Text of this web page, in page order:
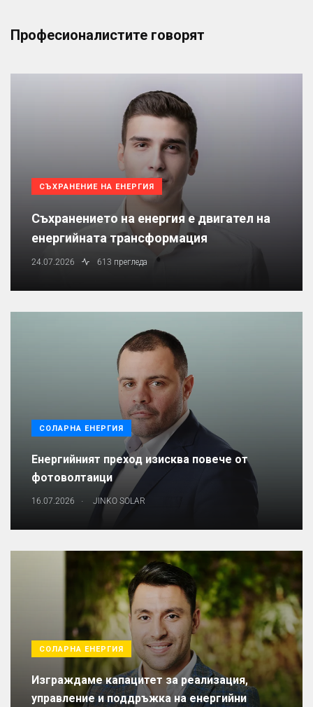
Професионалистите говорят
СЪХРАНЕНИЕ НА ЕНЕРГИЯ
Съхранението на енергия е двигател на
енергийната трансформация
24.07.2026 613 прегледа
СОЛАРНА ЕНЕРГИЯ
Енергийният преход изисква повече от
фотоволтаици
16.07.2026 . JINKO SOLAR
СОЛАРНА ЕНЕРГИЯ
Изграждаме капацитет за реализация,
управление и поддръжка на енергийни